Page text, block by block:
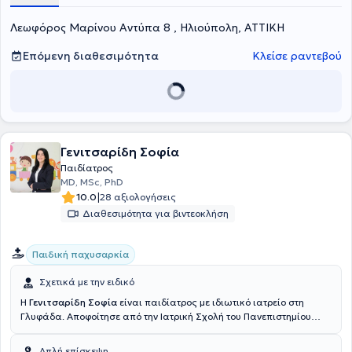
είναι η εθελοντική της προσφορά μέσω της Ομάδας Αιγαίου στους
Τέλος, έχει συστηματική συμμετοχή σε ελληνικά και διεθνή
αναφορικά με τη συμβουλευτική οικογένειας και την
Λεωφόρος Μαρίνου Αντύπα 8 , Ηλιούπολη, ΑΤΤΙΚΗ
Επόμενη διαθεσιμότητα
Κλείσε ραντεβού
Γενιτσαρίδη Σοφία
Παιδίατρος
MD, MSc, PhD
10.0|28 αξιολογήσεις
Διαθεσιμότητα για βιντεοκλήση
Παιδική παχυσαρκία
Σχετικά με την ειδικό
Η Γενιτσαρίδη Σοφία είναι παιδίατρος με ιδιωτικό ιατρείο στη
Γλυφάδα. Αποφοίτησε από την Ιατρική Σχολή του Πανεπιστημίου
ειδικότητας, που αφορά τη Νεογνολογία στην Πανεπιστημιακή